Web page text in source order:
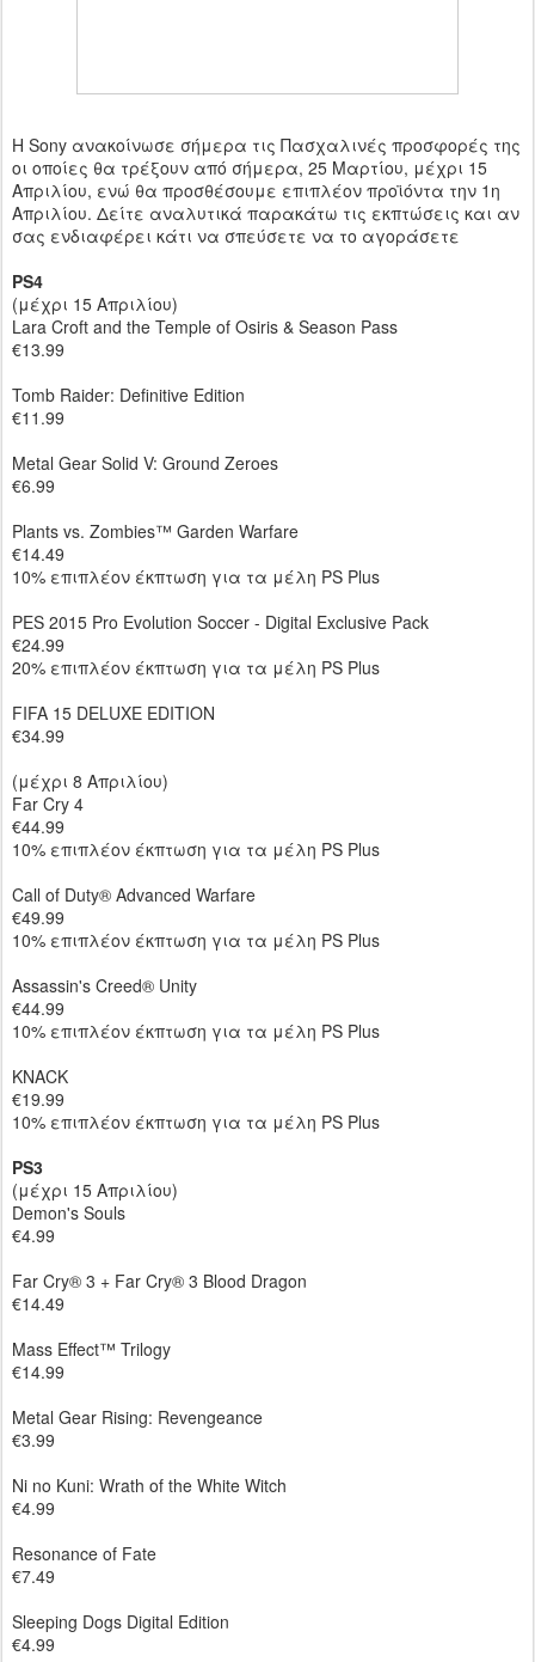
Η Sony ανακοίνωσε σήμερα τις Πασχαλινές προσφορές της
οι οποίες θα τρέξουν από σήμερα, 25 Μαρτίου, μέχρι 15
Απριλίου, ενώ θα προσθέσουμε επιπλέον προϊόντα την 1η
Απριλίου. Δείτε αναλυτικά παρακάτω τις εκπτώσεις και αν
σας ενδιαφέρει κάτι να σπεύσετε να το αγοράσετε
PS4
(μέχρι 15 Απριλίου)
Lara Croft and the Temple of Osiris & Season Pass
€13.99
Tomb Raider: Definitive Edition
€11.99
Metal Gear Solid V: Ground Zeroes
€6.99
Plants vs. Zombies™ Garden Warfare
€14.49
10% επιπλέον έκπτωση για τα μέλη PS Plus
PES 2015 Pro Evolution Soccer - Digital Exclusive Pack
€24.99
20% επιπλέον έκπτωση για τα μέλη PS Plus
FIFA 15 DELUXE EDITION
€34.99
(μέχρι 8 Απριλίου)
Far Cry 4
€44.99
10% επιπλέον έκπτωση για τα μέλη PS Plus
Call of Duty® Advanced Warfare
€49.99
10% επιπλέον έκπτωση για τα μέλη PS Plus
Assassin's Creed® Unity
€44.99
10% επιπλέον έκπτωση για τα μέλη PS Plus
KNACK
€19.99
10% επιπλέον έκπτωση για τα μέλη PS Plus
PS3
(μέχρι 15 Απριλίου)
Demon's Souls
€4.99
Far Cry® 3 + Far Cry® 3 Blood Dragon
€14.49
Mass Effect™ Trilogy
€14.99
Metal Gear Rising: Revengeance
€3.99
Ni no Kuni: Wrath of the White Witch
€4.99
Resonance of Fate
€7.49
Sleeping Dogs Digital Edition
€4.99